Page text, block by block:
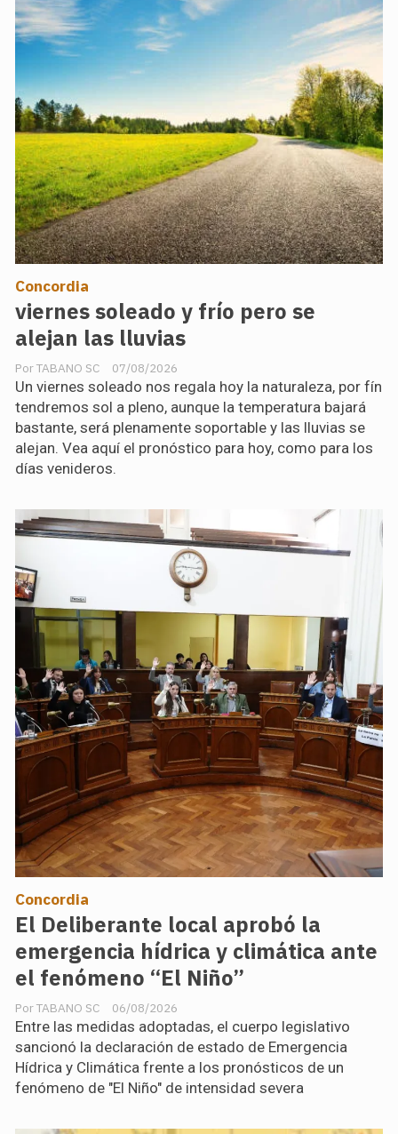
viernes soleado y frío pero se
alejan las lluvias
TABANO SC
Concordia
07/08/2026
Un viernes soleado nos regala hoy la naturaleza, por fín
tendremos sol a pleno, aunque la temperatura bajará
bastante, será plenamente soportable y las lluvias se
alejan. Vea aquí el pronóstico para hoy, como para los
días venideros.
El Deliberante local aprobó la
emergencia hídrica y climática ante
el fenómeno “El Niño”
TABANO SC
Concordia
06/08/2026
Entre las medidas adoptadas, el cuerpo legislativo
sancionó la declaración de estado de Emergencia
Hídrica y Climática frente a los pronósticos de un
fenómeno de "El Niño" de intensidad severa